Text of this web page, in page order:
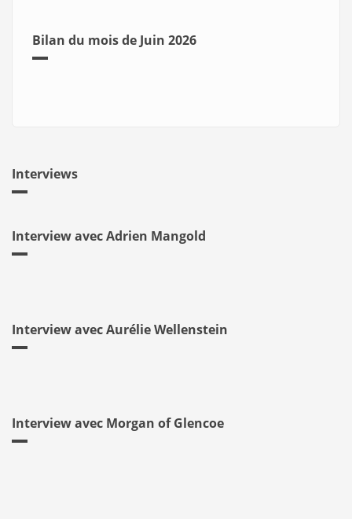
Bilan du mois de Juin 2026
Interviews
Interview avec Adrien Mangold
Interview avec Aurélie Wellenstein
Interview avec Morgan of Glencoe